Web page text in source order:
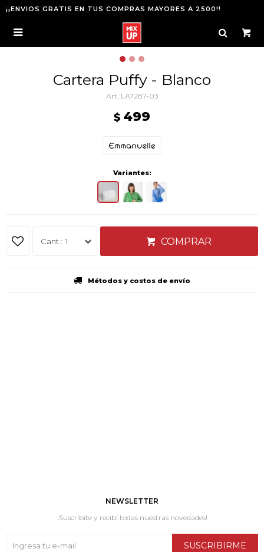
¡¡ENVIOS GRATIS EN TUS COMPRAS MAYORES A 2500!!

Cartera Puffy - Blanco
LA7287-03
$ 499
Variantes:
1 COMPRAR
Métodos y costos de envío
NEWSLETTER
¡Suscribite y recibí todas nuestras novedades!
SUSCRIBIRME